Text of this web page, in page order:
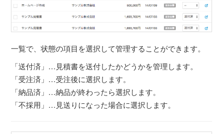
一覧で、状態の項目を選択して管理することができます。
「送付済」…見積書を送付したかどうかを管理します。
「受注済」…受注後に選択します。
「納品済」…納品が終わったら選択します。
「不採用」…見送りになった場合に選択します。